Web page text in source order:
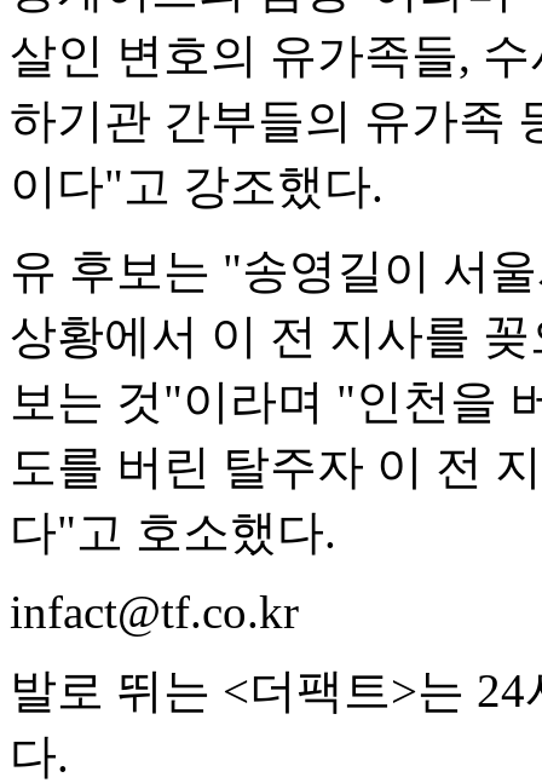
살인 변호의 유가족들,
하기관 간부들의 유가족
이다"고 강조했다.
유 후보는 "송영길이 서
상황에서 이 전 지사를
보는 것"이라며 "인천을
도를 버린 탈주자 이 전
다"고 호소했다.
infact@tf.co.kr
발로 뛰는 <더팩트>는
다.